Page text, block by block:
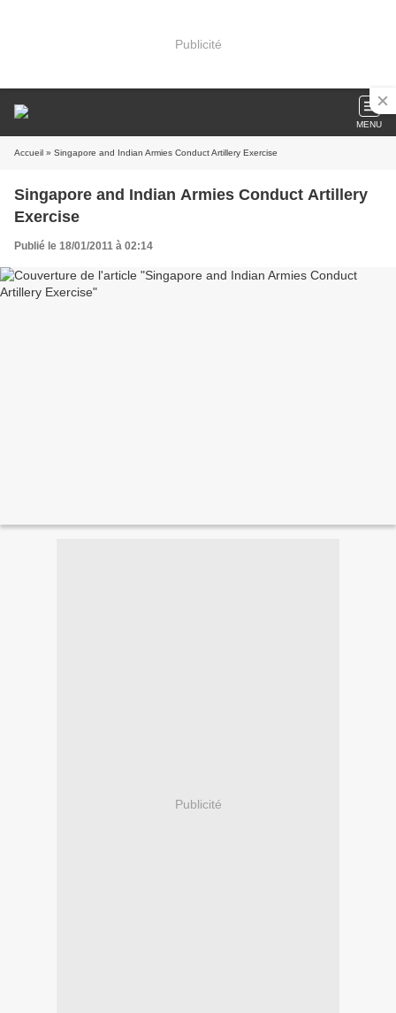
Publicité
MENU
Accueil » Singapore and Indian Armies Conduct Artillery Exercise
Singapore and Indian Armies Conduct Artillery
Exercise
Publié le 18/01/2011 à 02:14
Publicité